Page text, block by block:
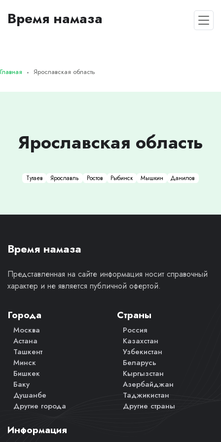
Время намаза
Главная Ярославская область
Ярославская область
Тутаев Ярославль Ростов Рыбинск Мышкин Данилов
Время намаза
Представленная на сайте информация носит справочный
характер и не является публичной офертой.
Города
Москва
Астана
Ташкент
Минск
Бишкек
Баку
Душанбе
Другие города
Страны
Россия
Казахстан
Узбекистан
Беларусь
Кыргызстан
Азербайджан
Таджикистан
Другие страны
Информация